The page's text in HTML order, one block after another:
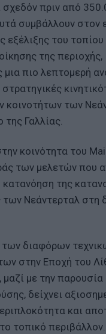
σχεδόν πριν από
συμβάλλουν στον
εξέλιξης του τοπίου
της περιοχής,
πιο λεπτομερή
κοινοτήτων των
Γαλλίας.
κοινότητα του
των μελετών που
της
Νεάντερταλ στη
διαφόρων
στην Εποχή του
με την παρουσία
δείχνει
και
τοπικό περιβάλλον.